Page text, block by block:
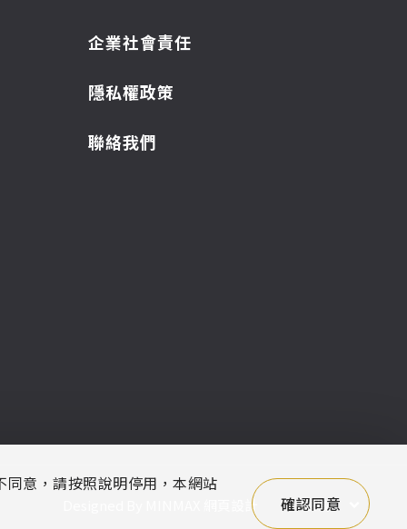
企業社會責任
隱私權政策
聯絡我們
MINMAX 網頁設計 區域
意，請按照說明停用，本網站
確認同意